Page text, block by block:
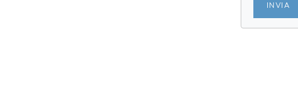
INVIA